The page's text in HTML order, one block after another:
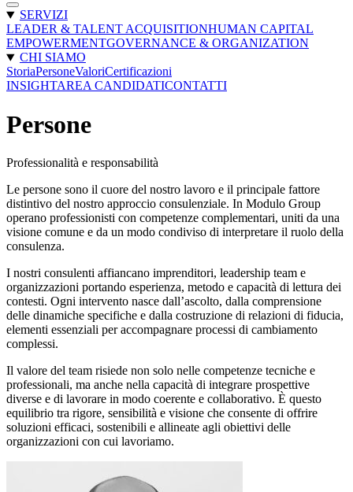
SERVIZI
LEADER & TALENT ACQUISITIONHUMAN CAPITAL
EMPOWERMENTGOVERNANCE & ORGANIZATION
CHI SIAMO
StoriaPersoneValoriCertificazioni
INSIGHTAREA CANDIDATICONTATTI
Persone
Professionalità e responsabilità
Le persone sono il cuore del nostro lavoro e il principale fattore
distintivo del nostro approccio consulenziale. In Modulo Group
operano professionisti con competenze complementari, uniti da una
visione comune e da un modo condiviso di interpretare il ruolo della
consulenza.
I nostri consulenti affiancano imprenditori, leadership team e
organizzazioni portando esperienza, metodo e capacità di lettura dei
contesti. Ogni intervento nasce dall’ascolto, dalla comprensione
delle dinamiche specifiche e dalla costruzione di relazioni di fiducia,
elementi essenziali per accompagnare processi di cambiamento
complessi.
Il valore del team risiede non solo nelle competenze tecniche e
professionali, ma anche nella capacità di integrare prospettive
diverse e di lavorare in modo coerente e collaborativo. È questo
equilibrio tra rigore, sensibilità e visione che consente di offrire
soluzioni efficaci, sostenibili e allineate agli obiettivi delle
organizzazioni con cui lavoriamo.